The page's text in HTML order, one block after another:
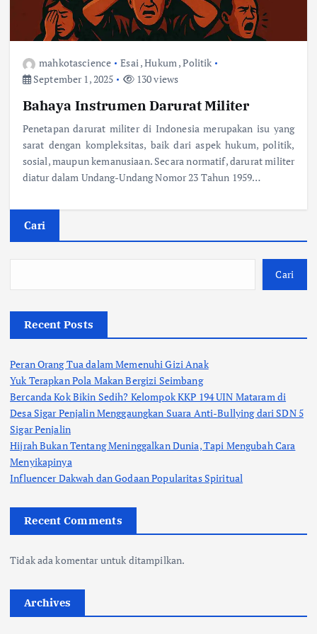
mahkotascience Esai,Hukum,Politik
September 1, 2025
130 views
Bahaya Instrumen Darurat Militer
Penetapan darurat militer di Indonesia merupakan isu yang
sarat dengan kompleksitas, baik dari aspek hukum, politik,
sosial, maupun kemanusiaan. Secara normatif, darurat militer
diatur dalam Undang-Undang Nomor 23 Tahun 1959…
Cari
Cari
Recent Posts
Peran Orang Tua dalam Memenuhi Gizi Anak
Yuk Terapkan Pola Makan Bergizi Seimbang
Bercanda Kok Bikin Sedih? Kelompok KKP 194 UIN Mataram di
Desa Sigar Penjalin Menggaungkan Suara Anti-Bullying dari SDN 5
Sigar Penjalin
Hijrah Bukan Tentang Meninggalkan Dunia, Tapi Mengubah Cara
Menyikapinya
Influencer Dakwah dan Godaan Popularitas Spiritual
Recent Comments
Tidak ada komentar untuk ditampilkan.
Archives